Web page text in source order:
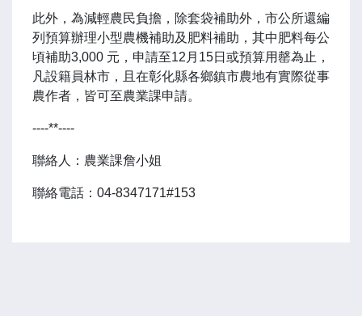
此外，為減輕農民負擔，除套袋補助外，市公所還編
列預算辦理小型農機補助及肥料補助，其中肥料每公
頃補助3,000 元，申請至12月15日或預算用罄為止，
凡設籍員林市，且在彰化縣各鄉鎮市農地有實際從事
農作者，皆可至農業課申請。
----**----
聯絡人：農業課詹小姐
聯絡電話：04-8347171#153